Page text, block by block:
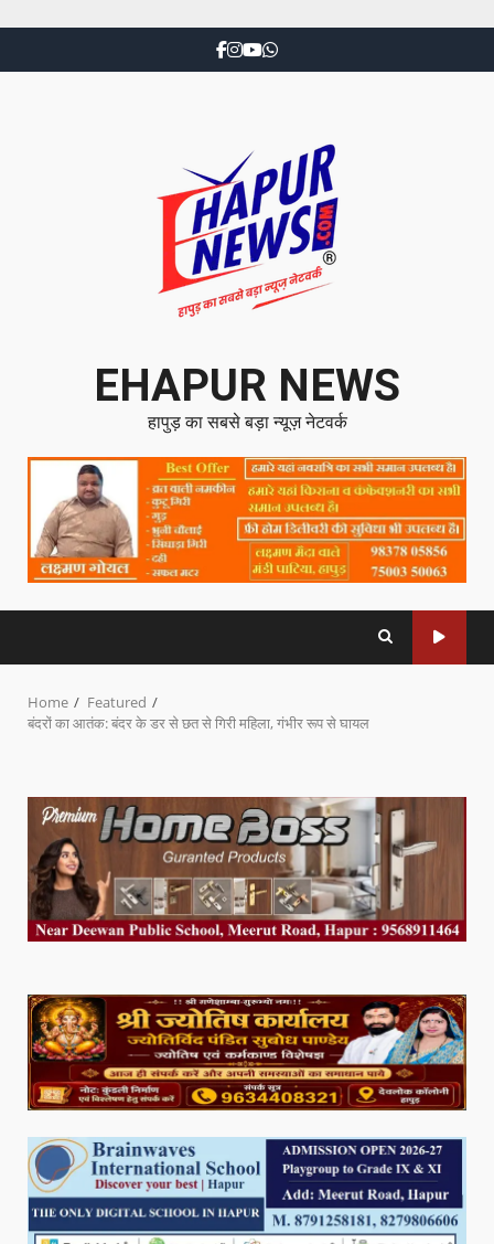
EHAPUR NEWS
हापुड़ का सबसे बड़ा न्यूज़ नेटवर्क
Home
Featured
बंदरों का आतंक: बंदर के डर से छत से गिरी महिला, गंभीर रूप से घायल